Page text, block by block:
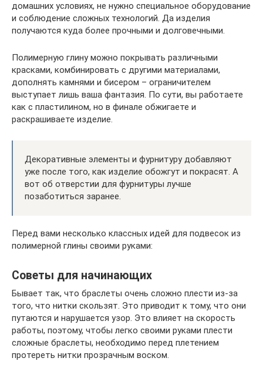
домашних условиях, не нужно специальное оборудование
и соблюдение сложных технологий. Да изделия
получаются куда более прочными и долговечными.
Полимерную глину можно покрывать различными
красками, комбинировать с другими материалами,
дополнять камнями и бисером – ограничителем
выступает лишь ваша фантазия. По сути, вы работаете
как с пластилином, но в финале обжигаете и
раскрашиваете изделие.
Декоративные элементы и фурнитуру добавляют
уже после того, как изделие обожгут и покрасят. А
вот об отверстии для фурнитуры лучше
позаботиться заранее.
Перед вами несколько классных идей для подвесок из
полимерной глины своими руками:
Советы для начинающих
Бывает так, что браслеты очень сложно плести из-за
того, что нитки скользят. Это приводит к тому, что они
путаются и нарушается узор. Это влияет на скорость
работы, поэтому, чтобы легко своими руками плести
сложные браслеты, необходимо перед плетением
протереть нитки прозрачным воском.